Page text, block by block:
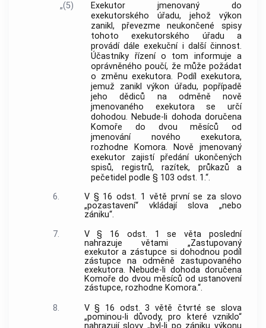
„(5)
Exekutor jmenovaný do
exekutorského úřadu, jehož výkon
zanikl, převezme neukončené spisy
tohoto exekutorského úřadu a
provádí dále exekuční i další činnost.
Účastníky řízení o tom informuje a
oprávněného poučí, že může požádat
o změnu exekutora. Podíl exekutora,
jemuž zanikl výkon úřadu, popřípadě
jeho dědiců na odměně nově
jmenovaného exekutora se určí
dohodou. Nebude-li dohoda doručena
Komoře do dvou měsíců od
jmenování nového exekutora,
rozhodne Komora. Nově jmenovaný
exekutor zajistí předání ukončených
spisů, registrů, razítek, průkazů a
pečetidel podle § 103 odst. 1.“.
6.
V § 16 odst. 1 větě první se za slovo
„pozastavení“ vkládají slova „nebo
zániku“.
7.
V § 16 odst. 1 se věta poslední
nahrazuje větami „Zastupovaný
exekutor a zástupce si dohodnou podíl
zástupce na odměně zastupovaného
exekutora. Nebude-li dohoda doručena
Komoře do dvou měsíců od ustanovení
zástupce, rozhodne Komora.“.
8.
V § 16 odst. 3 větě čtvrté se slova
„pominou-li důvody, pro které vzniklo“